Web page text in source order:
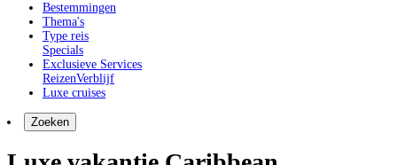
Bestemmingen
Thema's
Type reis
Specials
Exclusieve Services
ReizenVerblijf
Luxe cruises
Zoeken